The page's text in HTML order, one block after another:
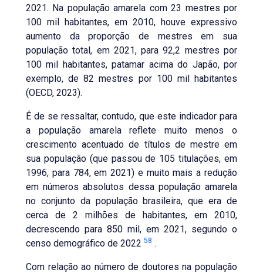
2021. Na população amarela com 23 mestres por
100 mil habitantes, em 2010, houve expressivo
aumento da proporção de mestres em sua
população total, em 2021, para 92,2 mestres por
100 mil habitantes, patamar acima do Japão, por
exemplo, de 82 mestres por 100 mil habitantes
(OECD, 2023).
É de se ressaltar, contudo, que este indicador para
a população amarela reflete muito menos o
crescimento acentuado de títulos de mestre em
sua população (que passou de 105 titulações, em
1996, para 784, em 2021) e muito mais a redução
em números absolutos dessa população amarela
no conjunto da população brasileira, que era de
cerca de 2 milhões de habitantes, em 2010,
decrescendo para 850 mil, em 2021, segundo o
censo demográfico de 2022 58 .
Com relação ao número de doutores na população